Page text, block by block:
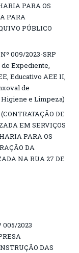
PARA OS
PARA
PÚBLICO
009/2023-SRP
Expediente,
Educativo AEE II,
de
Higiene e Limpeza)
DE
EM SERVIÇOS
PARA OS
DA
NA RUA 27 DE
005/2023
DAS